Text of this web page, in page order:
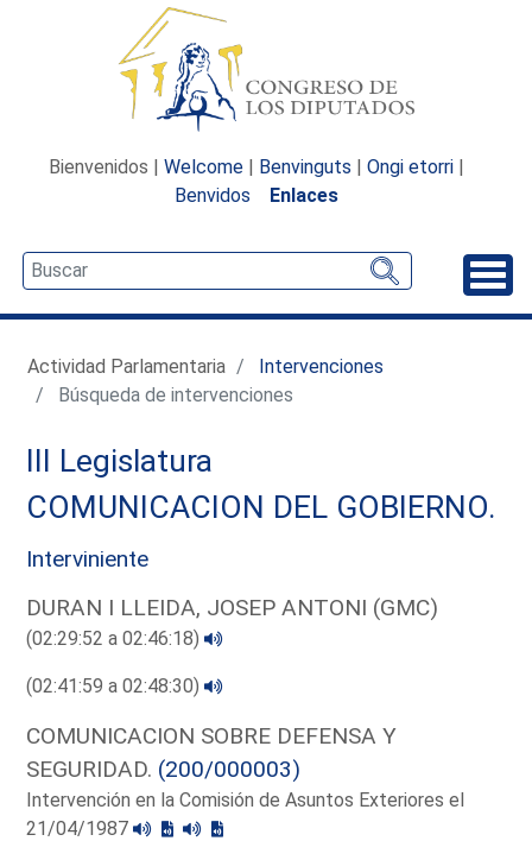
Bienvenidos | Welcome | Benvinguts | Ongi etorri |
Benvidos
Enlaces
Actividad Parlamentaria
Intervenciones
Búsqueda de intervenciones
III Legislatura
COMUNICACION DEL GOBIERNO.
Interviniente
DURAN I LLEIDA, JOSEP ANTONI (GMC)
(02:29:52 a 02:46:18)
(02:41:59 a 02:48:30)
COMUNICACION SOBRE DEFENSA Y
SEGURIDAD. (200/000003)
Intervención en la Comisión de Asuntos Exteriores el
21/04/1987